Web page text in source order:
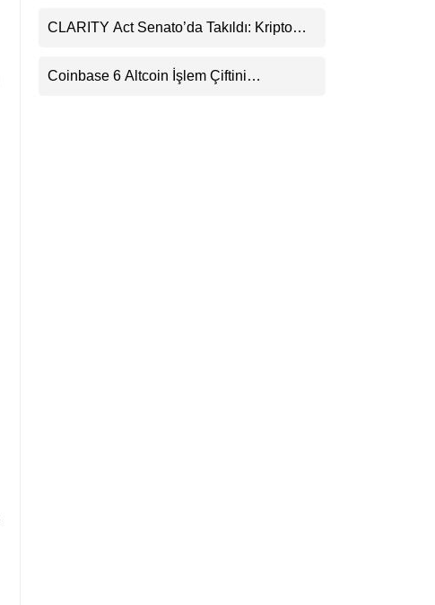
LinkedIn
CLARITY Act Senato’da Takıldı: Kripto
Coinbase 6 Altcoin İşlem Çiftini